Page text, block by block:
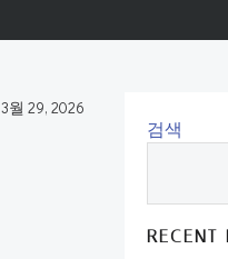
3월 29, 2026
검색
RECENT